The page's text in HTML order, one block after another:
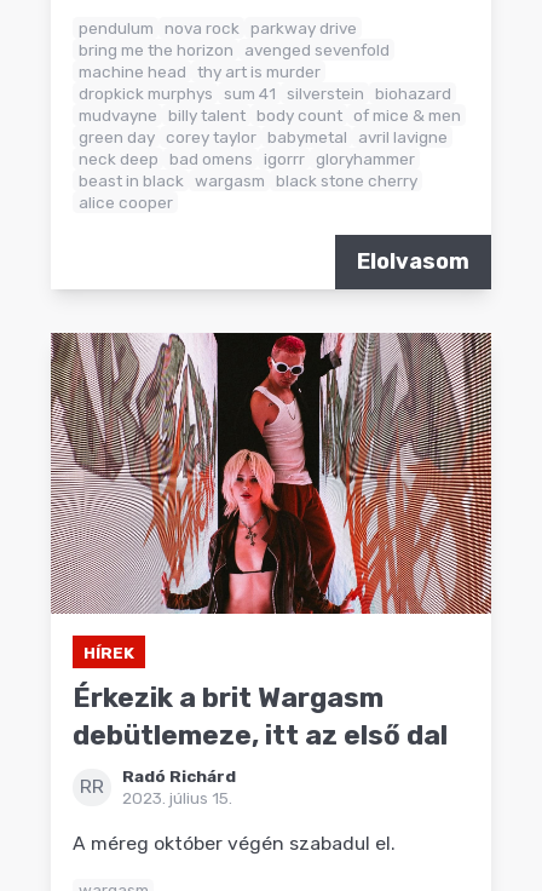
pendulum nova rock parkway drive
bring me the horizon
avenged sevenfold
machine head
thy art is murder
dropkick murphys
sum 41 silverstein
biohazard
mudvayne
billy talent body count of mice & men
green day corey taylor babymetal
avril lavigne
neck deep
bad omens igorrr
gloryhammer
beast in black wargasm
black stone cherry
alice cooper
Elolvasom
HÍREK
Érkezik a brit Wargasm
debütlemeze, itt az első dal
RR
Radó Richárd
2023. július 15.
A méreg október végén szabadul el.